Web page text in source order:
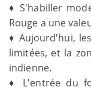
♦ S'habiller
Rouge a une
♦ Aujourd'hui,
limitées, et la
indienne.
♦ L'entrée du